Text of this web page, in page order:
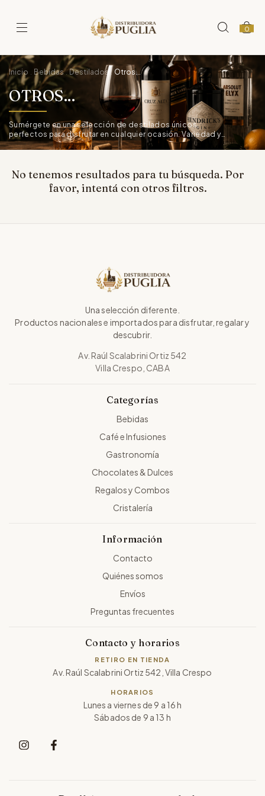
0
Inicio . Bebidas . Destilados . Otros...
OTROS...
Sumérgete en una selección de destilados únicos,
perfectos para disfrutar en cualquier ocasión. Variedad y
calidad en cada sorbo.
No tenemos resultados para tu búsqueda. Por
favor, intentá con otros filtros.
Una selección diferente.
Productos nacionales e importados para disfrutar, regalar y
descubrir.
Av. Raúl Scalabrini Ortiz 542
Villa Crespo, CABA
Categorías
Bebidas
Café e Infusiones
Gastronomía
Chocolates & Dulces
Regalos y Combos
Cristalería
Información
Contacto
Quiénes somos
Envíos
Preguntas frecuentes
Contacto y horarios
RETIRO EN TIENDA
Av. Raúl Scalabrini Ortiz 542, Villa Crespo
HORARIOS
Lunes a viernes de 9 a 16 h
Sábados de 9 a 13 h